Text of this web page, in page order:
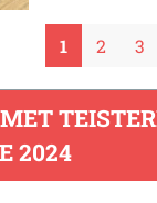
1 2 3
2024